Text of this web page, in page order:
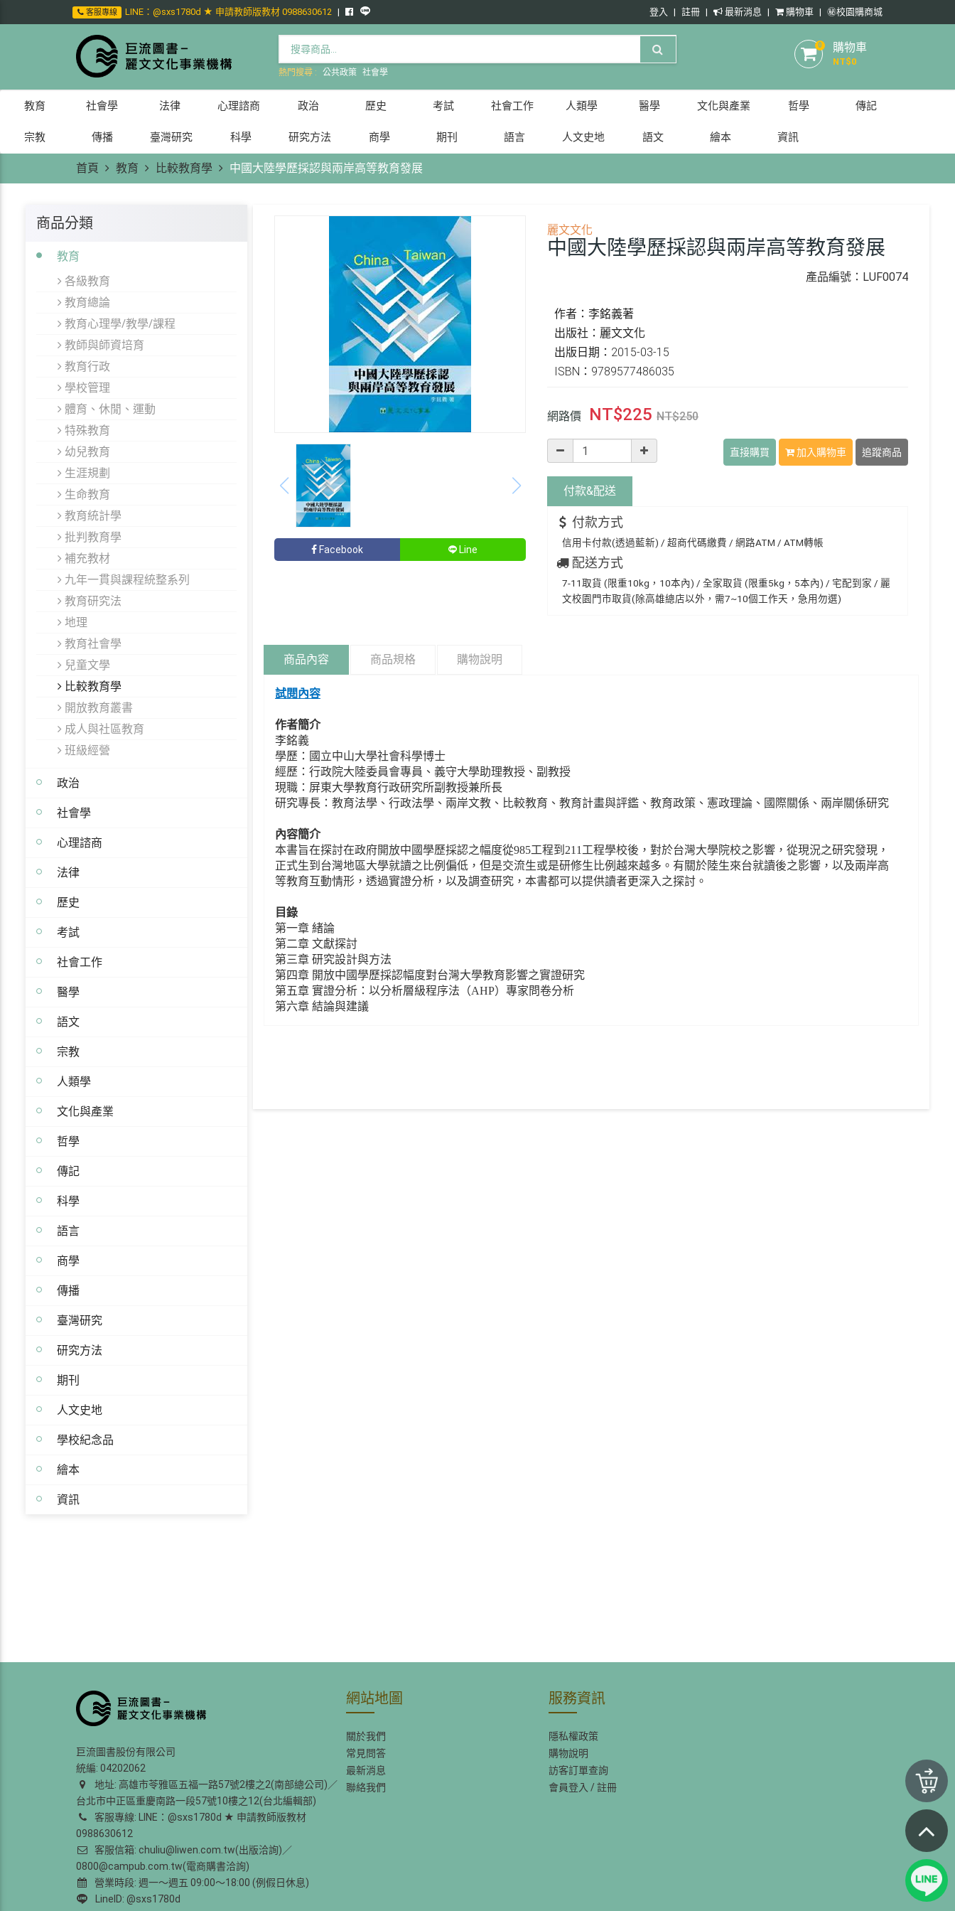
客服專線 LINE：@sxs1780d ★ 申請教師版教材 0988630612 登入 註冊 最新消息 購物車 ㊙️校園購商城
熱門搜尋 : 公共政策 社會學
0 購物車
NT$0
教育 社會學 法律 心理諮商 政治 歷史 考試 社會工作 人類學 醫學 文化與產業 哲學 傳記
宗教 傳播 臺灣研究 科學 研究方法 商學 期刊 語言 人文史地 語文 繪本 資訊
首頁 教育 比較教育學 中國大陸學歷採認與兩岸高等教育發展
商品分類
教育
各級教育
教育總論
教育心理學/教學/課程
教師與師資培育
教育行政
學校管理
體育、休閒、運動
特殊教育
幼兒教育
生涯規劃
生命教育
教育統計學
批判教育學
補充教材
九年一貫與課程統整系列
教育研究法
地理
教育社會學
兒童文學
比較教育學
開放教育叢書
成人與社區教育
班級經營
政治
社會學
心理諮商
法律
歷史
考試
社會工作
醫學
語文
宗教
人類學
文化與產業
哲學
傳記
科學
語言
商學
傳播
臺灣研究
研究方法
期刊
人文史地
學校紀念品
繪本
資訊
Facebook Line
麗文文化
中國大陸學歷採認與兩岸高等教育發展
產品編號：LUF0074
作者：李銘義著
出版社：麗文文化
出版日期：2015-03-15
ISBN：9789577486035
網路價 NT$225 NT$250
直接購買 加入購物車 追蹤商品
付款&配送
付款方式
信用卡付款(透過藍新) / 超商代碼繳費 / 網路ATM / ATM轉帳
配送方式
7-11取貨 (限重10kg，10本內) / 全家取貨 (限重5kg，5本內) / 宅配到家 / 麗
文校園門市取貨(除高雄總店以外，需7~10個工作天，急用勿選)
商品內容 商品規格 購物說明
試閱內容
作者簡介
李銘義
學歷：國立中山大學社會科學博士
經歷：行政院大陸委員會專員、義守大學助理教授、副教授
現職：屏東大學教育行政研究所副教授兼所長
研究專長：教育法學、行政法學、兩岸文教、比較教育、教育計畫與評鑑、教育政策、憲政理論、國際關係、兩岸關係研究
內容簡介
本書旨在探討在政府開放中國學歷採認之幅度從985工程到211工程學校後，對於台灣大學院校之影響，從現況之研究發現，
正式生到台灣地區大學就讀之比例偏低，但是交流生或是研修生比例越來越多。有關於陸生來台就讀後之影響，以及兩岸高
等教育互動情形，透過實證分析，以及調查研究，本書都可以提供讀者更深入之探討。
目錄
第一章 緒論
第二章 文獻探討
第三章 研究設計與方法
第四章 開放中國學歷採認幅度對台灣大學教育影響之實證研究
第五章 實證分析：以分析層級程序法（AHP）專家問卷分析
第六章 結論與建議
巨流圖書股份有限公司
統編: 04202062
地址: 高雄市苓雅區五福一路57號2樓之2(南部總公司)／
台北市中正區重慶南路一段57號10樓之12(台北編輯部)
客服專線: LINE：@sxs1780d ★ 申請教師版教材
0988630612
客服信箱: chuliu@liwen.com.tw(出版洽詢)／
0800@campub.com.tw(電商購書洽詢)
營業時段: 週一～週五 09:00～18:00 (例假日休息)
LineID: @sxs1780d
網站地圖
關於我們
常見問答
最新消息
聯絡我們
服務資訊
隱私權政策
購物說明
訪客訂單查詢
會員登入 / 註冊